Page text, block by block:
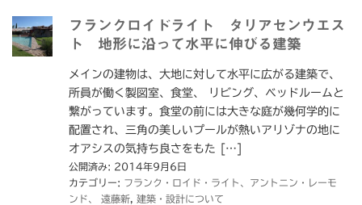
フランクロイドライト タリアセンウエス
ト 地形に沿って水平に伸びる建築
メインの建物は、大地に対して水平に広がる建築で、
所員が働く製図室、食堂、 リビング、ベッドルームと
繋がっています。食堂の前には大きな庭が幾何学的に
配置され、三角の美しいプールが熱いアリゾナの地に
オアシスの気持ち良さをもた […]
公開済み: 2014年9月6日
カテゴリー: フランク・ロイド・ライト、アントニン・レーモ
ンド、 遠藤新
建築・設計について